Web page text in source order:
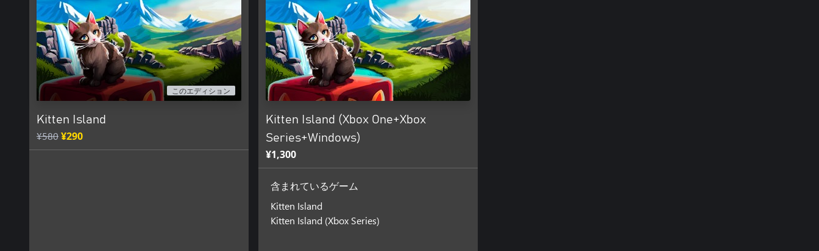
このエディション
Kitten Island
¥580¥290
Kitten Island (Xbox One+Xbox
Series+Windows)
¥1,300
含まれているゲーム
Kitten Island
Kitten Island (Xbox Series)